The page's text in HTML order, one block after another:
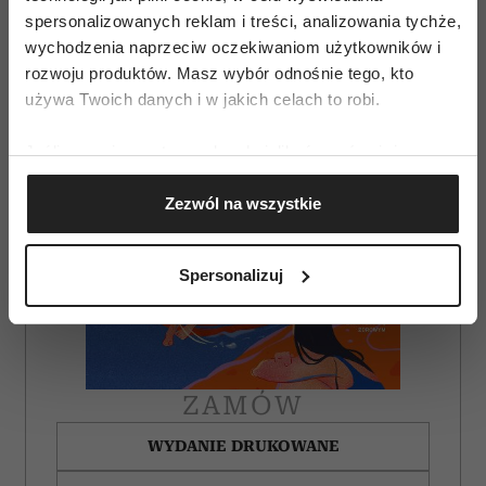
spersonalizowanych reklam i treści, analizowania tychże,
wychodzenia naprzeciw oczekiwaniom użytkowników i
rozwoju produktów. Masz wybór odnośnie tego, kto
używa Twoich danych i w jakich celach to robi.
Jeśli wyrazisz na to zgodę, chcielibyśmy również:
Gromadzić dane dotyczące Twojej lokalizacji
geograficznej z dokładnością nawet do kilku metrów
Identyfikować Twoje urządzenie, aktywnie
(fingerprinting, czyli wirtualny odcisk palca)
dane są przetwarzane oraz ustaw własne preferencje w
. W Deklaracji plików cookie możesz
zmienić lub wycofać swoją zgodę w dowolnej chwili.
Wykorzystujemy pliki cookie do spersonalizowania treści
i reklam, aby oferować funkcje społecznościowe i
Zezwól na wszystkie
Spersonalizuj
ZAMÓW
WYDANIE DRUKOWANE